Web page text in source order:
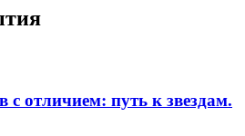
с отличием: путь к звездам.